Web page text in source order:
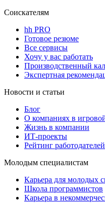
Соискателям
hh PRO
Готовое резюме
Все сервисы
Хочу у вас работать
Производственный
Экспертная
Новости и статьи
Блог
О компаниях в
Жизнь в компании
ИТ-проекты
Рейтинг
Молодым специалистам
Карьера для молодых
Школа программистов
Карьера в